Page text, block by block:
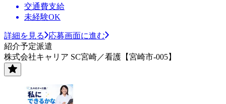
交通費支給
未経験OK
詳細を見る
応募画面に進む
紹介予定派遣
株式会社キャリア SC宮崎／看護【宮崎市-005】